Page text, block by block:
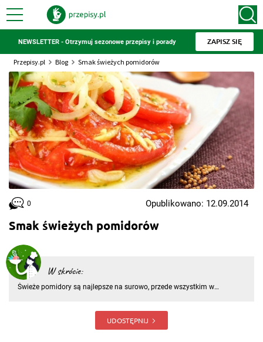
NEWSLETTER - Otrzymuj sezonowe przepisy i porady ZAPISZ SIĘ
Przepisy.pl Blog Smak świeżych pomidorów
Smak świeżych pomidorów
W skrócie:
Świeże pomidory są najlepsze na surowo, przede wszystkim w
oliwą i doprawione świeżym pieprzem. Wychodząc z tego
UDOSTĘPNIJ
0 Opublikowano: 12.09.2014